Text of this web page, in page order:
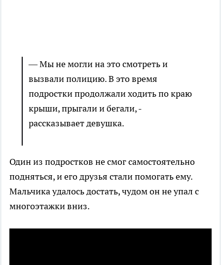
— Мы не могли на это смотреть и
вызвали полицию. В это время
подростки продолжали ходить по краю
крыши, прыгали и бегали, -
рассказывает девушка.
Один из подростков не смог самостоятельно
подняться, и его друзья стали помогать ему.
Мальчика удалось достать, чудом он не упал с
многоэтажки вниз.